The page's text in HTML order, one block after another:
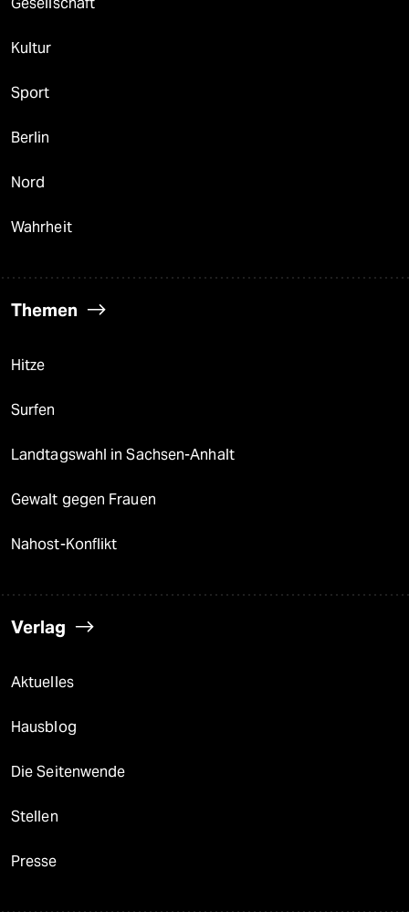
Gesellschaft
Kultur
Sport
Berlin
Nord
Wahrheit
Themen
Hitze
Surfen
Landtagswahl in Sachsen-Anhalt
Gewalt gegen Frauen
Nahost-Konflikt
Verlag
Aktuelles
Hausblog
Die Seitenwende
Stellen
Presse